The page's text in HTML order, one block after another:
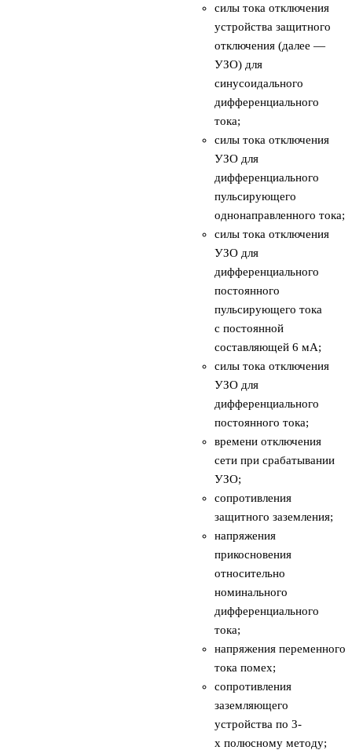
силы тока отключения
устройства защитного
отключения (далее —
УЗО) для
синусоидального
дифференциального
тока;
силы тока отключения
УЗО для
дифференциального
пульсирующего
однонаправленного тока;
силы тока отключения
УЗО для
дифференциального
постоянного
пульсирующего тока
с постоянной
составляющей 6 мА;
силы тока отключения
УЗО для
дифференциального
постоянного тока;
времени отключения
сети при срабатывании
УЗО;
сопротивления
защитного заземления;
напряжения
прикосновения
относительно
номинального
дифференциального
тока;
напряжения переменного
тока помех;
сопротивления
заземляющего
устройства по 3-
х полюсному методу;